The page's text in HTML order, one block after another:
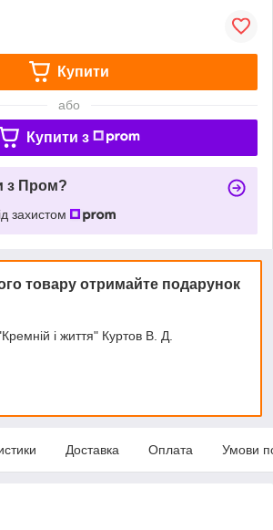
Купити
або
Купити з
з Пром?
захистом
товару отримайте подарунок
і життя" Куртов В. Д.
Доставка Оплата Умови